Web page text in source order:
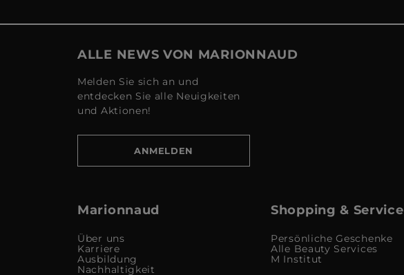
ALLE NEWS VON MARIONNAUD
Melden Sie sich an und
entdecken Sie alle Neuigkeiten
und Aktionen!
ANMELDEN
Marionnaud
Über uns
Karriere
Ausbildung
Nachhaltigkeit
Shopping & Service
Persönliche Geschenke
Alle Beauty Services
M Institut